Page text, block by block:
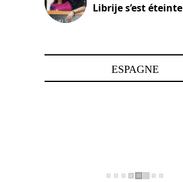
Librije s’est éteinte
ESPAGNE